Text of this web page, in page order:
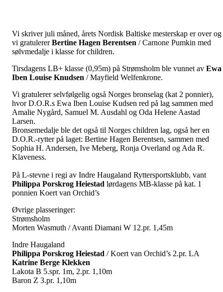
Vi skriver juli måned, årets Nordisk Baltiske mesterskap er over og
vi gratulererBertine Hagen Berentsen / Carnone Pumkin med
sølvmedalje i klasse for children.
Tirsdagens LB+ klasse (0,95m) på Strømsholm ble vunnet av Ewa
Iben Louise Knudsen / Mayfield Welfenkrone.
Vi gratulerer selvfølgelig også Norges bronselag (kat 2 ponnier),
hvor D.O.R.s Ewa Iben Louise Kudsen red på lag sammen med
Amalie Nygård, Samuel M. Ausdahl og Oda Helene Aastad
Larsen.
Bronsemedalje ble det også til Norges children lag, også her en
D.O.R.-rytter på laget: Bertine Hagen Berentsen, sammen med
Sophia H. Andersen, Ive Meberg, Ronja Overland og Ada R.
Klaveness.
På L-stevne i regi av Indre Haugaland Ryttersportsklubb, vant
Philippa Porskrog Heiestad lørdagens MB-klasse på kat. 1
ponnien Koert van Orchid’s
Øvrige plasseringer:
Strømsholm
Morten Wasmuth / Avanti Diamani W 12.pr. 1,45m
Indre Haugaland
Philippa Porskrog Heiestad / Koert van Orchid’s 2.pr. LA
Katrine Berge Klekken
Lakota B 5.spr. 1m, 2.pr. 1,10m
Baron Z 3.pr. 1,10m